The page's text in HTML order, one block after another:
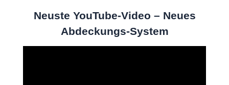
Neuste YouTube-Video – Neues
Abdeckungs-System